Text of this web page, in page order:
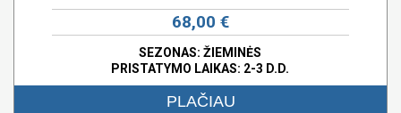
68,00 €
SEZONAS: ŽIEMINĖS
PRISTATYMO LAIKAS: 2-3 D.D.
PLAČIAU